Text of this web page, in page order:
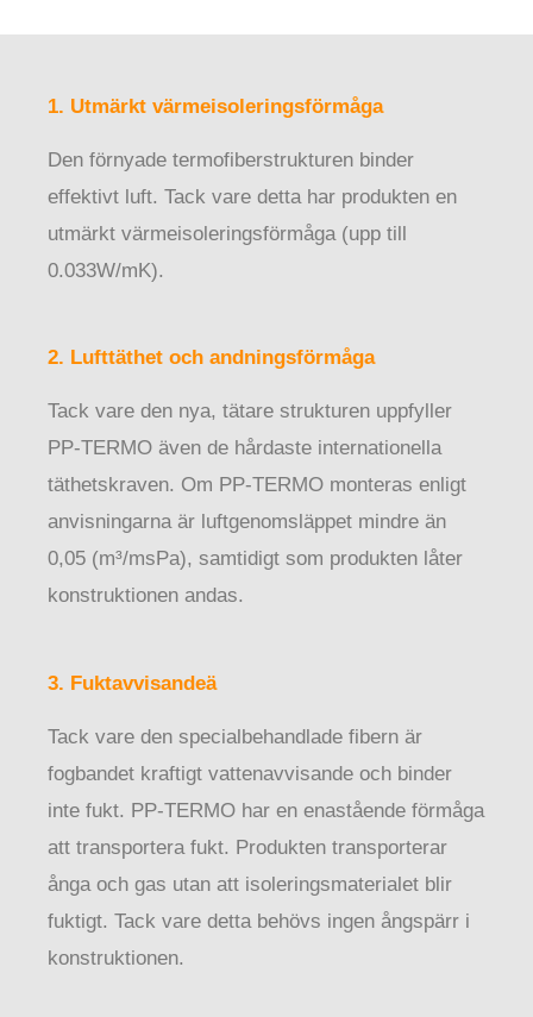
1. Utmärkt värmeisoleringsförmåga
Den förnyade termofiberstrukturen binder
effektivt luft. Tack vare detta har produkten en
utmärkt värmeisoleringsförmåga (upp till
0.033W/mK).
2. Lufttäthet och andningsförmåga
Tack vare den nya, tätare strukturen uppfyller
PP-TERMO även de hårdaste internationella
täthetskraven. Om PP-TERMO monteras enligt
anvisningarna är luftgenomsläppet mindre än
0,05 (m³/msPa), samtidigt som produkten låter
konstruktionen andas.
3. Fuktavvisandeä
Tack vare den specialbehandlade fibern är
fogbandet kraftigt vattenavvisande och binder
inte fukt. PP-TERMO har en enastående förmåga
att transportera fukt. Produkten transporterar
ånga och gas utan att isoleringsmaterialet blir
fuktigt. Tack vare detta behövs ingen ångspärr i
konstruktionen.